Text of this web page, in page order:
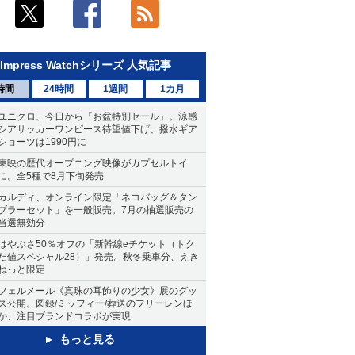
Impress Watchシリーズ 人気記事
間 24時間 1週間 1カ月
ニクロ、今日から「お盆特別セール」。涼感
アサッカーワンピース待望値下げ、撥水ギア
ョーツは1990円に
映の歴代オープニング映像がカプセルトイ
。全5種で8月下旬発売
ルディ、オンライン限定「ネコバッグ＆タン
ラーセット」を一般販売。7月の抽選販売の
選無効分
やぶさ50％オフの「新幹線eチケット（トク
値スペシャル28）」発売。秋冬乗車分、えき
っと限定
ェルメール《真珠の耳飾りの少女》展のグッ
公開。図録/ミッフィー/葬送のフリーレンほ
、注目ブランドコラボが実現
もっと見る